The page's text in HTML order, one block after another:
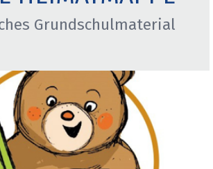
Grundschulmaterial